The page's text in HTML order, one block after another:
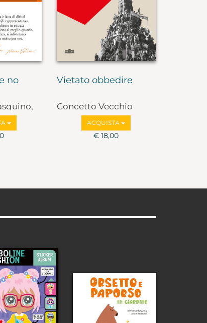
no Vietato obbedire
Concetto Vecchio
ACQUISTA
€ 18,00